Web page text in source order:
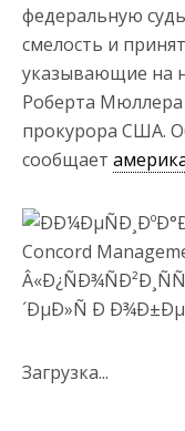
федеральную
смелость и
указывающие на
Роберта Мюллера
прокурора США.
сообщает
Загрузка...